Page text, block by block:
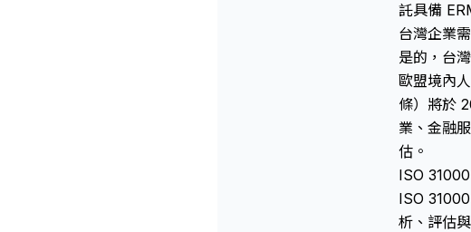
託具備
台灣企業
是的，台
歐盟境內
條）將於
業、金融
估。
ISO
ISO
析、評估